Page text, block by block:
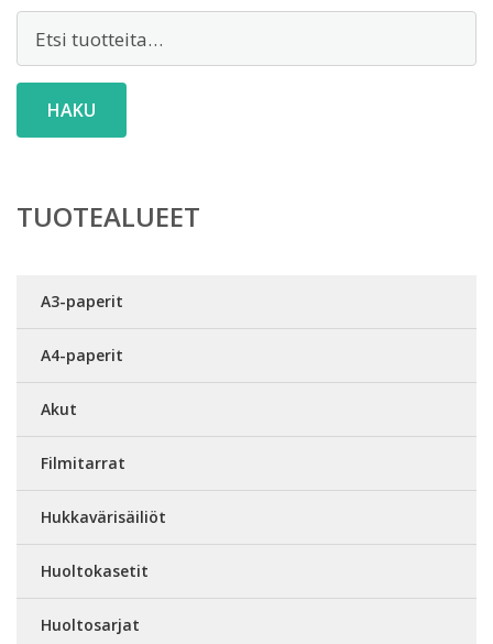
HAKU
TUOTEALUEET
A3-paperit
A4-paperit
Akut
Filmitarrat
Hukkavärisäiliöt
Huoltokasetit
Huoltosarjat